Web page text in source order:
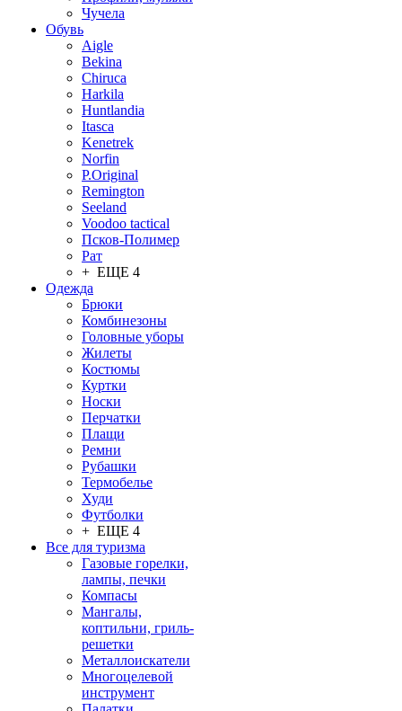
Чучела
Обувь
Aigle
Bekina
Chiruсa
Harkila
Huntlandia
Itasca
Kenetrek
Norfin
P.Original
Remington
Seeland
Voodoo tactical
Псков-Полимер
Рат
+ ЕЩЕ 4
Одежда
Брюки
Комбинезоны
Головные уборы
Жилеты
Костюмы
Куртки
Носки
Перчатки
Плащи
Ремни
Рубашки
Термобелье
Худи
Футболки
+ ЕЩЕ 4
Все для туризма
Газовые горелки,
лампы, печки
Компасы
Мангалы,
коптильни, гриль-
решетки
Металлоискатели
Многоцелевой
инструмент